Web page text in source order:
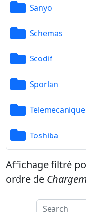
Sanyo
Schemas
Scodif
Sporlan
Telemecanique
Toshiba
Affichage filtré
ordre de